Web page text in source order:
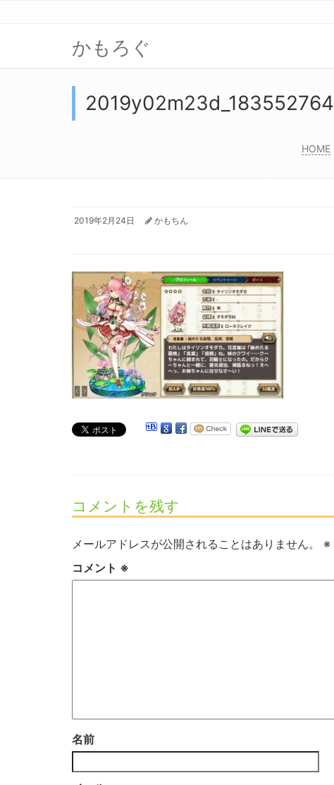
かもろぐ
2019y02m23d_183552764
HOME
2019年2月24日 かもちん
コメントを残す
メールアドレスが公開されることはありません。 ※
コメント ※
名前